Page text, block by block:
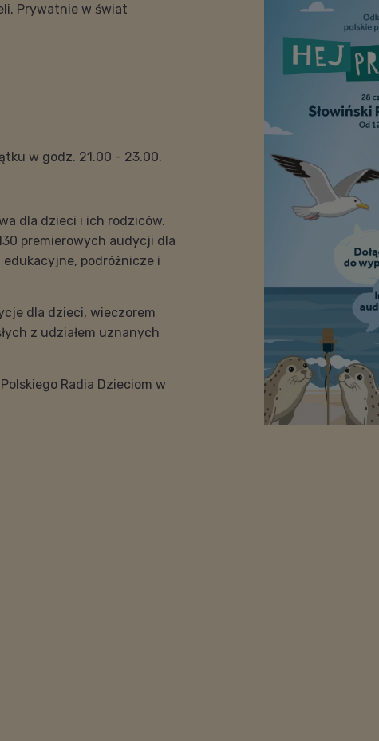
Prywatnie w świat
w godz. 21.00 - 23.00.
dla dzieci i ich rodziców.
premierowych audycji dla
podróżnicze i
dla dzieci, wieczorem
z udziałem uznanych
Radia Dzieciom w